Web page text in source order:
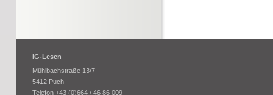
IG-Lesen
Mühlbachstraße 13/7
5412 Puch
Telefon +43 (0)664 / 46 86 009